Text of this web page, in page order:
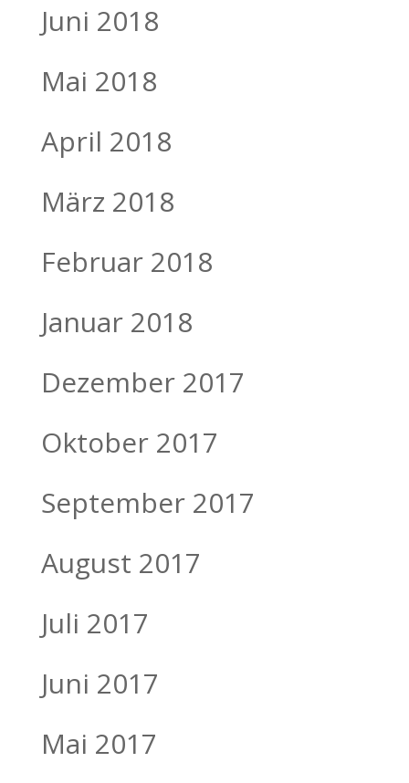
Juni 2018
Mai 2018
April 2018
März 2018
Februar 2018
Januar 2018
Dezember 2017
Oktober 2017
September 2017
August 2017
Juli 2017
Juni 2017
Mai 2017